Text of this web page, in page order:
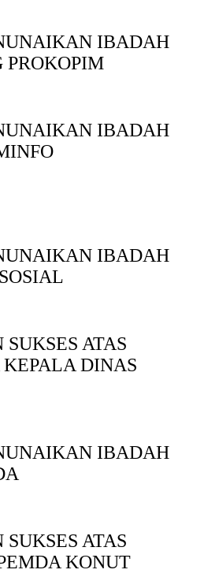
IBADAH
PROKOPIM
IBADAH
IBADAH
ATAS
DINAS
IBADAH
ATAS
KONUT